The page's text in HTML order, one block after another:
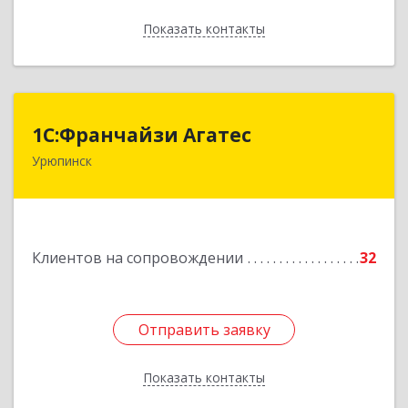
Показать контакты
Назад
1С:Франчайзи Агатес
Урюпинск
Клиентов на сопровождении 32
Отправить заявку
Показать контакты
403113, Волгоградская обл, Урюпинск г, Ленина
Отправить заявку
Назад